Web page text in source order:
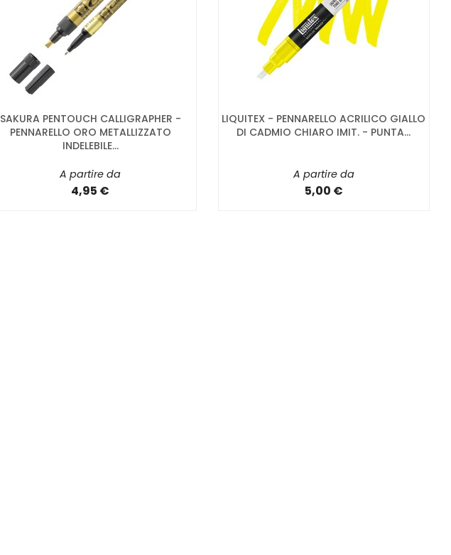
SAKURA PENTOUCH CALLIGRAPHER -
PENNARELLO ORO METALLIZZATO
INDELEBILE...
A partire da
4,95 €
LIQUITEX - PENNARELLO ACRILICO GIALLO
DI CADMIO CHIARO IMIT. - PUNTA...
A partire da
5,00 €